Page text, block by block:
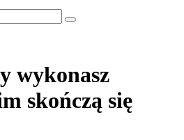
wykonasz
skończą się